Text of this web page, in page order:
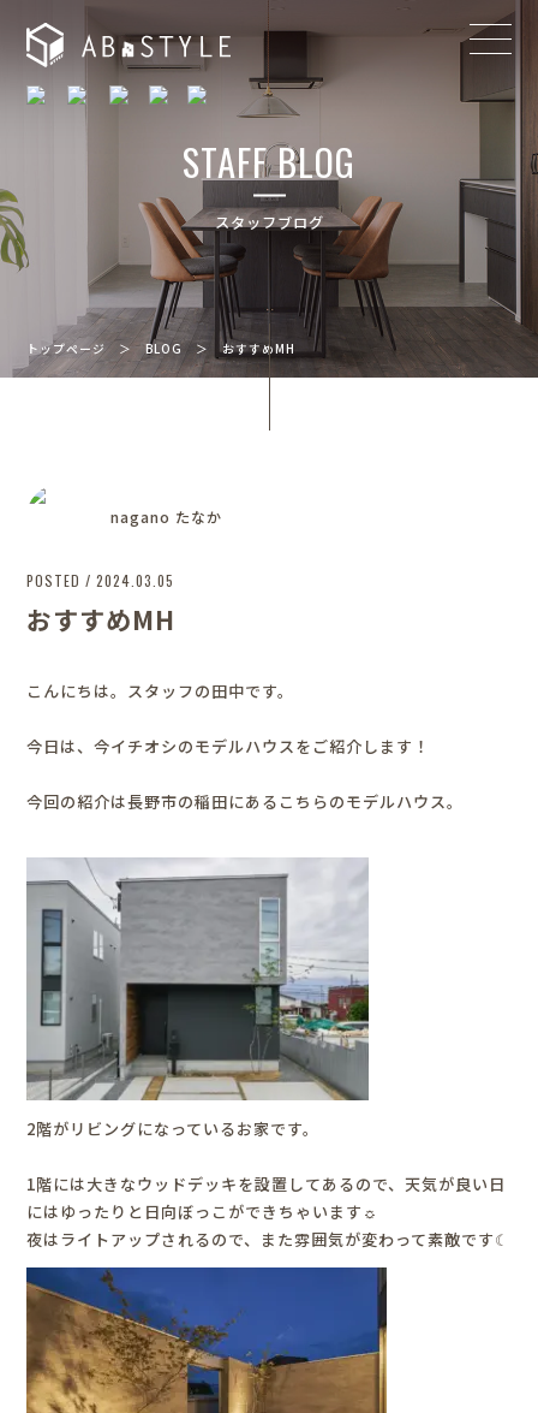
STAFF BLOG
スタッフブログ
トップページ ＞BLOG ＞おすすめMH
nagano たなか
POSTED / 2024.03.05
おすすめMH
こんにちは。スタッフの田中です。
今日は、今イチオシのモデルハウスをご紹介します！
今回の紹介は長野市の稲田にあるこちらのモデルハウス。
2階がリビングになっているお家です。
1階には大きなウッドデッキを設置してあるので、天気が良い日
にはゆったりと日向ぼっこができちゃいます☼
夜はライトアップされるので、また雰囲気が変わって素敵です☾